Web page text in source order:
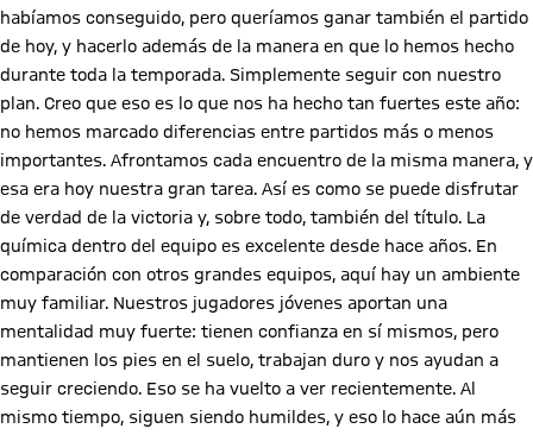
habíamos conseguido, pero queríamos ganar también el partido
de hoy, y hacerlo además de la manera en que lo hemos hecho
durante toda la temporada. Simplemente seguir con nuestro
plan. Creo que eso es lo que nos ha hecho tan fuertes este año:
no hemos marcado diferencias entre partidos más o menos
importantes. Afrontamos cada encuentro de la misma manera, y
esa era hoy nuestra gran tarea. Así es como se puede disfrutar
de verdad de la victoria y, sobre todo, también del título. La
química dentro del equipo es excelente desde hace años. En
comparación con otros grandes equipos, aquí hay un ambiente
muy familiar. Nuestros jugadores jóvenes aportan una
mentalidad muy fuerte: tienen confianza en sí mismos, pero
mantienen los pies en el suelo, trabajan duro y nos ayudan a
seguir creciendo. Eso se ha vuelto a ver recientemente. Al
mismo tiempo, siguen siendo humildes, y eso lo hace aún más